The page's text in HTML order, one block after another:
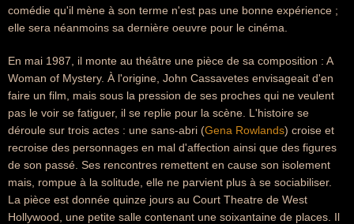
comédie qu'il mène à son terme n'est pas une bonne expérience ;
elle sera néanmoins sa dernière oeuvre pour le cinéma.
En mai 1987, il monte au théâtre une pièce de sa composition : A
Woman of Mystery. À l'origine, John Cassavetes envisageait d'en
faire un film, mais sous la pression de ses proches qui ne veulent
pas le voir se fatiguer, il se replie pour la scène. L'histoire se
déroule sur trois actes : une sans-abri (Gena Rowlands) croise et
recroise des personnages en mal d'affection ainsi que des figures
de son passé. Ses rencontres remettent en cause son isolement
mais, rompue à la solitude, elle ne parvient plus à se sociabiliser.
La pièce est donnée quinze jours au Court Theatre de West
Hollywood, une petite salle contenant une soixantaine de places. Il